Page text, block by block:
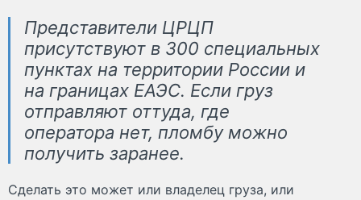
Представители ЦРЦП
присутствуют в 300 специальных
пунктах на территории России и
на границах ЕАЭС. Если груз
отправляют оттуда, где
оператора нет, пломбу можно
получить заранее.
Сделать это может или владелец груза, или